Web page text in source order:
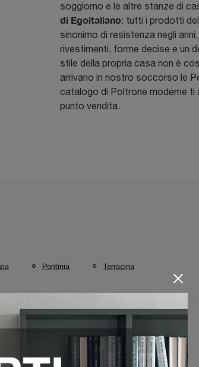
soggiorno e le altre stanze di
di Egoitaliano: tutti i prodotti
sinonimo di resistenza negli
rivestimenti, forme decise e un
stile della propria casa non è
arrivano in nostro soccorso le
catalogo di Poltrone moderne ti
punto vendita.
Pontinia Terracina